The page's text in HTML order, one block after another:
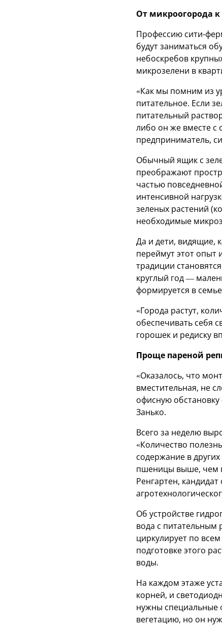
От микроогорода
Профессию сити-
будут заниматься
небоскребов
микрозелени в
«Как мы помним из
питательное. Если
питательный
либо он же вместе
предприниматель,
Обычный ящик с
преображают
частью
интенсивной
зеленых растений
необходимые
Да и дети, видящие,
переймут этот
традиции
круглый год —
формируется в
«Города растут,
обеспечивать себя
горошек и редиску
Проще пареной
«Оказалось, что
вместительная, не
офисную
Занько.
Всего за неделю
«Количество
содержание в
пшеницы выше, чем
Ренгартен, кандидат
Об устройстве
вода с питательным
циркулирует по
подготовке этого
воды.
На каждом этаже
корней, и
нужны специальные
вегетацию, но он